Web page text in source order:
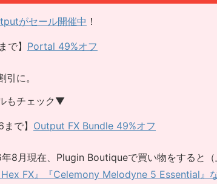
がセール開催中 ！
で】 Portal 49%オフ
引に。
もチェック▼
まで】 Output FX Bundle 49%オフ
8月現在、Plugin Boutiqueで買い物をすると（
Hex FX』『Celemony Melodyne 5 Essential』